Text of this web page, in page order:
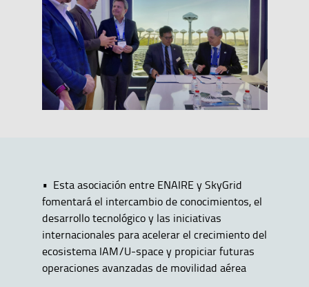
• Esta asociación entre ENAIRE y SkyGrid
fomentará el intercambio de conocimientos, el
desarrollo tecnológico y las iniciativas
internacionales para acelerar el crecimiento del
ecosistema IAM/U-space y propiciar futuras
operaciones avanzadas de movilidad aérea